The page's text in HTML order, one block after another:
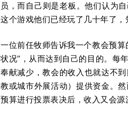
员，而自己则是老板。他们认为
这个游戏他们已经玩了几十年了，
一位前任牧师告诉我一个教会预
状况”，从而达到自己的目的。每
奉献减少，教会的收入也就达不
教或城市外展活动）提供资金。
预算进行投票表决后，收入又会